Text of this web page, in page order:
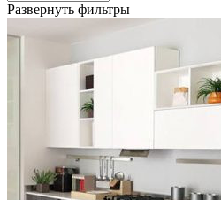
Развернуть фильтры